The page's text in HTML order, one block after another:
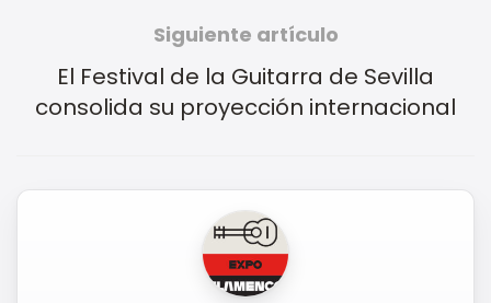
Siguiente artículo
El Festival de la Guitarra de Sevilla
consolida su proyección internacional